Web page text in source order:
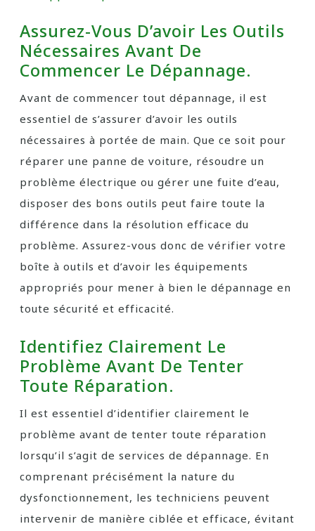
Assurez-Vous D’avoir Les Outils
Nécessaires Avant De
Commencer Le Dépannage.
Avant de commencer tout dépannage, il est
essentiel de s’assurer d’avoir les outils
nécessaires à portée de main. Que ce soit pour
réparer une panne de voiture, résoudre un
problème électrique ou gérer une fuite d’eau,
disposer des bons outils peut faire toute la
différence dans la résolution efficace du
problème. Assurez-vous donc de vérifier votre
boîte à outils et d’avoir les équipements
appropriés pour mener à bien le dépannage en
toute sécurité et efficacité.
Identifiez Clairement Le
Problème Avant De Tenter
Toute Réparation.
Il est essentiel d’identifier clairement le
problème avant de tenter toute réparation
lorsqu’il s’agit de services de dépannage. En
comprenant précisément la nature du
dysfonctionnement, les techniciens peuvent
intervenir de manière ciblée et efficace, évitant